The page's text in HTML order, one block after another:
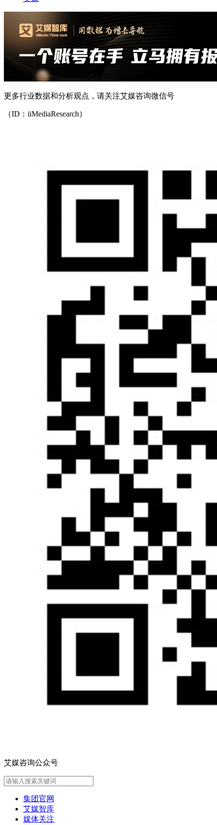
更多行业数据和分析观点，请关注艾媒咨询微信号
（ID：iiMediaResearch）
艾媒咨询公众号
集团官网
艾媒智库
媒体关注